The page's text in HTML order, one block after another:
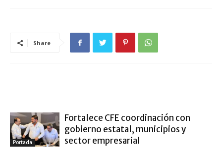
Share
Portada
Fortalece CFE coordinación con
gobierno estatal, municipios y
sector empresarial